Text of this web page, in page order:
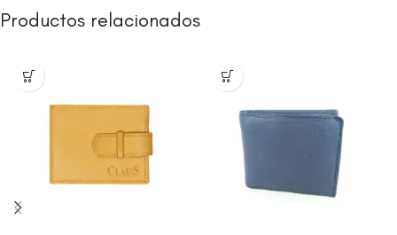
Productos relacionados